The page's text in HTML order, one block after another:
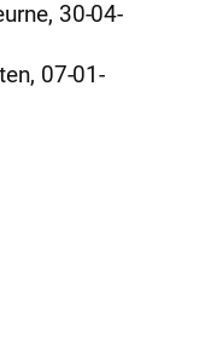
30-04-
07-01-